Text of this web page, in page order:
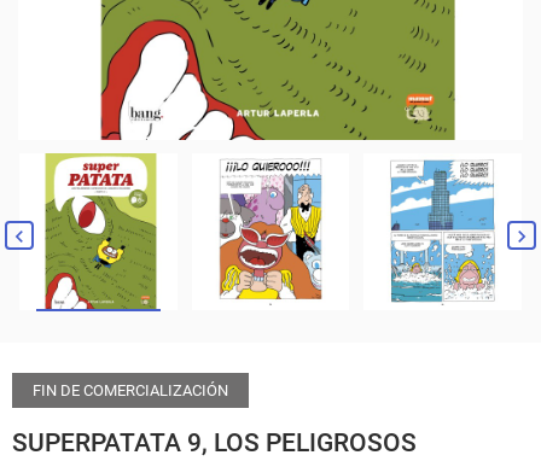
FIN DE COMERCIALIZACIÓN
SUPERPATATA 9, LOS PELIGROSOS